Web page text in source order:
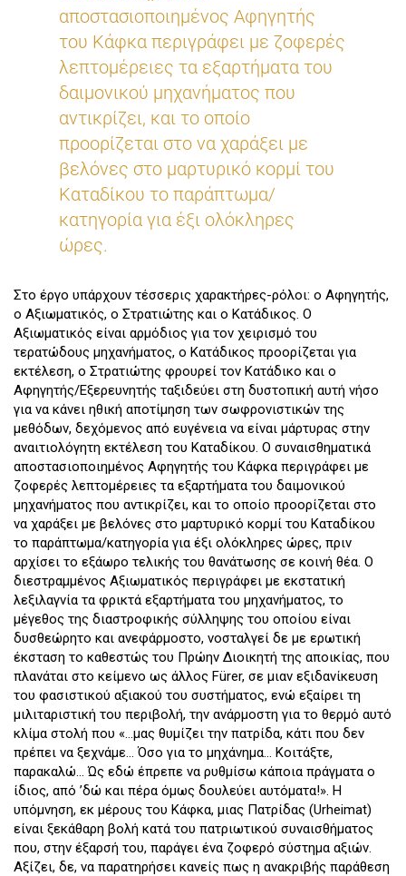
αποστασιοποιημένος Αφηγητής
του Κάφκα περιγράφει με ζοφερές
λεπτομέρειες τα εξαρτήματα του
δαιμονικού μηχανήματος που
αντικρίζει, και το οποίο
προορίζεται στο να χαράξει με
βελόνες στο μαρτυρικό κορμί του
Καταδίκου το παράπτωμα/
κατηγορία για έξι ολόκληρες
ώρες.
Στο έργο υπάρχουν τέσσερις χαρακτήρες-ρόλοι: ο Αφηγητής,
ο Αξιωματικός, ο Στρατιώτης και ο Κατάδικος. Ο
Αξιωματικός είναι αρμόδιος για τον χειρισμό του
τερατώδους μηχανήματος, ο Κατάδικος προορίζεται για
εκτέλεση, ο Στρατιώτης φρουρεί τον Κατάδικο και ο
Αφηγητής/Εξερευνητής ταξιδεύει στη δυστοπική αυτή νήσο
για να κάνει ηθική αποτίμηση των σωφρονιστικών της
μεθόδων, δεχόμενος από ευγένεια να είναι µάρτυρας στην
αναιτιολόγητη εκτέλεση του Καταδίκου. Ο συναισθηματικά
αποστασιοποιημένος Αφηγητής του Κάφκα περιγράφει με
ζοφερές λεπτομέρειες τα εξαρτήματα του δαιμονικού
μηχανήματος που αντικρίζει, και το οποίο προορίζεται στο
να χαράξει με βελόνες στο μαρτυρικό κορμί του Καταδίκου
το παράπτωμα/κατηγορία για έξι ολόκληρες ώρες, πριν
αρχίσει το εξάωρο τελικής του θανάτωσης σε κοινή θέα. Ο
διεστραμμένος Αξιωματικός περιγράφει με εκστατική
λεξιλαγνία τα φρικτά εξαρτήματα του μηχανήματος, το
μέγεθος της διαστροφικής σύλληψης του οποίου είναι
δυσθεώρητο και ανεφάρμοστο, νοσταλγεί δε με ερωτική
έκσταση το καθεστώς του Πρώην Διοικητή της αποικίας, που
πλανάται στο κείμενο ως άλλος Fürer, σε μιαν εξιδανίκευση
του φασιστικού αξιακού του συστήματος, ενώ εξαίρει τη
μιλιταριστική του περιβολή, την ανάρμοστη για το θερμό αυτό
κλίμα στολή που «…μας θυµίζει την πατρίδα, κάτι που δεν
πρέπει να ξεχνάµε... Όσο για το µηχάνηµα... Κοιτάξτε,
παρακαλώ... Ώς εδώ έπρεπε να ρυθµίσω κάποια πράγµατα ο
ίδιος, από ’δώ και πέρα όµως δουλεύει αυτόµατα!». Η
υπόμνηση, εκ μέρους του Κάφκα, μιας Πατρίδας (Urheimat)
είναι ξεκάθαρη βολή κατά του πατριωτικού συναισθήματος
που, στην έξαρσή του, παράγει ένα ζοφερό σύστημα αξιών.
Αξίζει, δε, να παρατηρήσει κανείς πως η ανακριβής παράθεση